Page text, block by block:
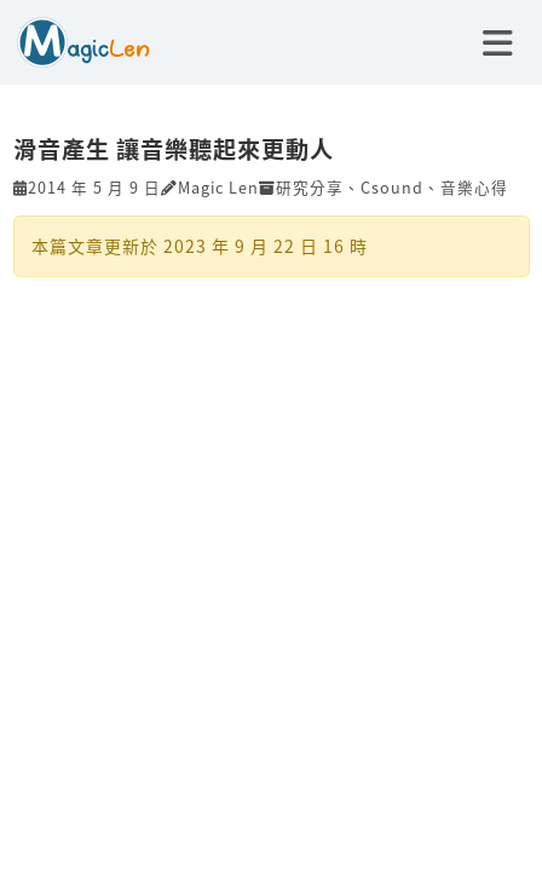
滑音產生 讓音樂聽起來更動人
2014 年 5 月 9 日 Magic Len 研究分享 、 Csound 、 音樂心得
本篇文章更新於 2023 年 9 月 22 日 16 時